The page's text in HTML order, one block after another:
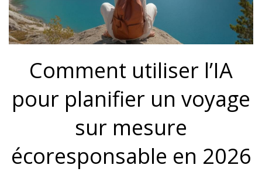
Comment utiliser l’IA
pour planifier un voyage
sur mesure
écoresponsable en 2026